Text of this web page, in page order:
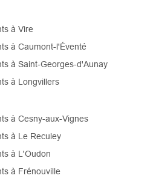
à Vire
à Caumont-l'Éventé
à Saint-Georges-d'Aunay
à Longvillers
à Cesny-aux-Vignes
à Le Reculey
à L'Oudon
à Frénouville